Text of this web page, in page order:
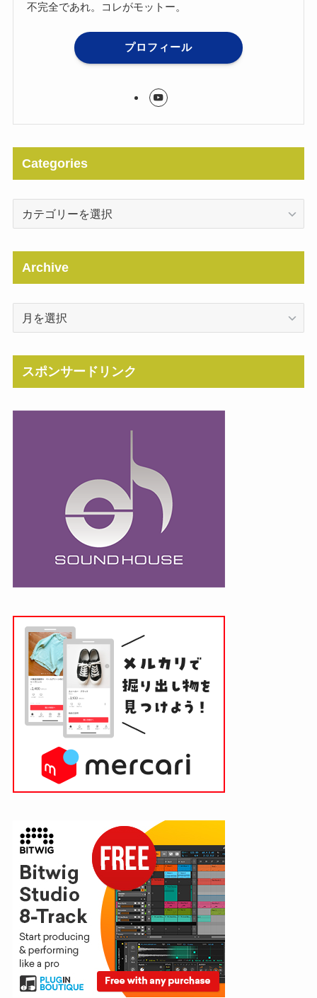
不完全であれ。コレがモットー。
プロフィール
Categories
Categories
Archive
Archive
スポンサードリンク